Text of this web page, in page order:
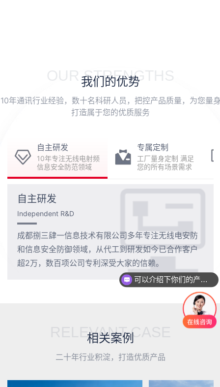
OUR STRENGTHS
我们的优势
10年通讯行业经验，数十名科研人员，把控产品质量，为您量
打造属于您的优质服务
自主研发
10年专注无线电射频
信息安全防范领域
专属定制
工厂量身定制 满足
您的所有场景需求
自主研发
Independent R&D
成都捌三肆一信息技术有限公司多年专注无线电安防
和信息安全防御领域，从代工到研发如今已合作客户
超2万，数百项公司专利深受大家的信赖。
RELEVANT CASE
相关案例
二十年行业积淀，打造优质产品
可以介绍下你们的产品么